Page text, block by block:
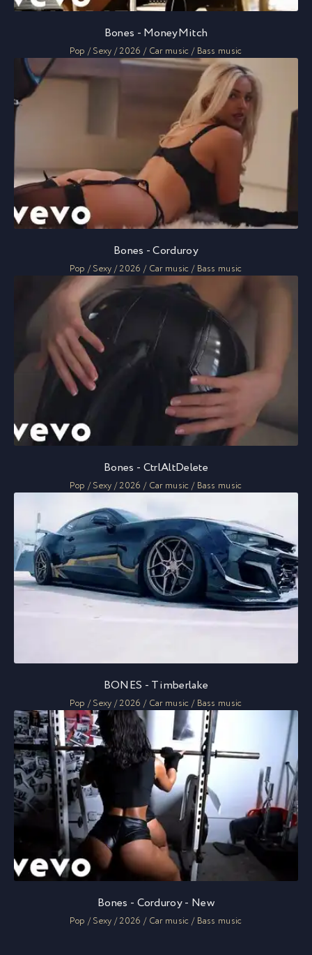
Bones - MoneyMitch
Pop / Sexy / 2026 / Car music / Bass music
Bones - Corduroy
Pop / Sexy / 2026 / Car music / Bass music
Bones - CtrlAltDelete
Pop / Sexy / 2026 / Car music / Bass music
BONES - Timberlake
Pop / Sexy / 2026 / Car music / Bass music
Bones - Corduroy - New
Pop / Sexy / 2026 / Car music / Bass music